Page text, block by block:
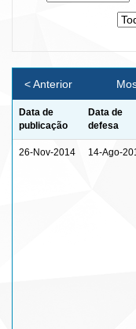
< Anterior
Data de
publicação
Data de
defesa
26-Nov-2014 14-Ago-